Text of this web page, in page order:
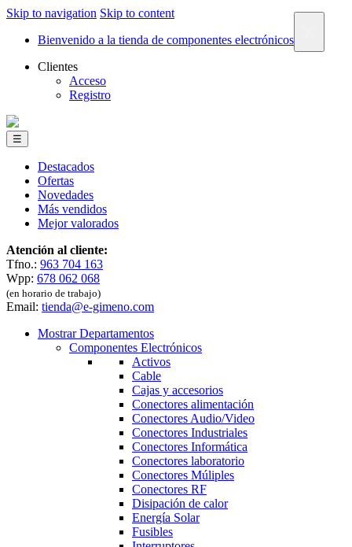
Skip to navigation Skip to content
Bienvenido a la tienda de componentes electrónicos
Clientes
Acceso
Registro
☰
Destacados
Ofertas
Novedades
Más vendidos
Mejor valorados
Atención al cliente:
Tfno.: 963 704 163
Wpp: 678 062 068
(en horario de trabajo)
Email: tienda@e-gimeno.com
Mostrar Departamentos
Componentes Electrónicos
Activos
Cable
Cajas y accesorios
Conectores alimentación
Conectores Audio/Video
Conectores Industriales
Conectores Informática
Conectores laboratorio
Conectores Múliples
Conectores RF
Disipación de calor
Energía Solar
Fusibles